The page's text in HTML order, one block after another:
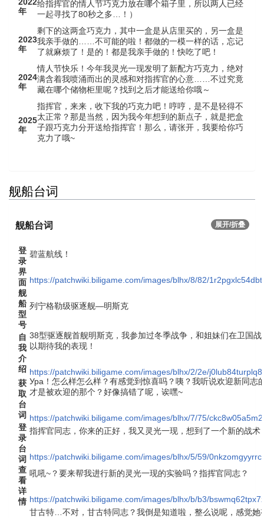
年
给指挥官的情人节巧克力放在哪个箱子里，所以两人已经
一起寻找了80秒之多…！）
2023
年
剩下的这两盒巧克力，其中一盒是从店里买的，另一盒是
我亲手做的……不可能的啦！都做的一模一样的话，忘记
了就麻烦了！是的！都是我亲手做的！快吃了吧！
2024
年
情人节快乐！今年我灵光一现发明了新配方巧克力，绝对
满含着我喷涌而出的灵感和对指挥官的心意……不过究竟
藏在哪个储物柜里呢？找到之后才能送给你哦～
2025
年
指挥官，来来，收下我的巧克力吧！哼哼，是不是轻得不
太正常？那是当然，因为我今年想到的新点子，就是把盒
子跟巧克力分开送给指挥官！那么，请张开，我要给你巧
克力了哦~
舰船台词
舰船台词 展开/折叠
登
录
界
面
碧蓝航线！
https://patchwiki.biligame.com/images/blhx/8/82/
舰
船
型
号
列宁格勒级驱逐舰—明斯克
自
我
介
绍
38型驱逐舰首舰明斯克，我参加过冬季战争，和姐妹们在卫国
以期待我的表现！
https://patchwiki.biligame.com/images/blhx/2/2e/
获
取
台
词
Ура！怎么样怎么样？有感觉到惊喜吗？咦？我听说欢迎新同志
才是被欢迎的那个？好像搞错了呢，诶嘿~
https://patchwiki.biligame.com/images/blhx/7/75/
登
录
台
词
指挥官同志，你来的正好，我又灵光一现，想到了一个新的战术
https://patchwiki.biligame.com/images/blhx/5/59/
查
看
详
情
吼吼~？要来帮我进行新的灵光一现的实验吗？指挥官同志？
https://patchwiki.biligame.com/images/blhx/b/b3/
甘古特…不对，甘古特同志？我倒是知道啦，整么说呢，感觉